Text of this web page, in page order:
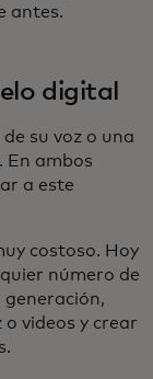
antes.
digital
su voz o una
En ambos
a este
costoso. Hoy
número de
generación,
videos y crear